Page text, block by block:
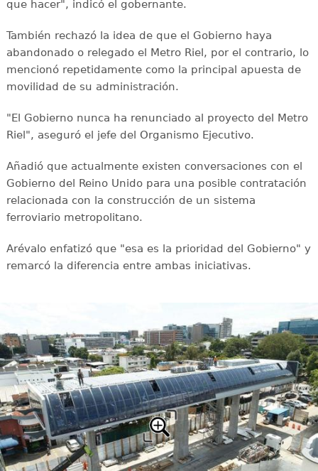
que hacer", indicó el gobernante.
También rechazó la idea de que el Gobierno haya
abandonado o relegado el Metro Riel, por el contrario, lo
mencionó repetidamente como la principal apuesta de
movilidad de su administración.
"El Gobierno nunca ha renunciado al proyecto del Metro
Riel", aseguró el jefe del Organismo Ejecutivo.
Añadió que actualmente existen conversaciones con el
Gobierno del Reino Unido para una posible contratación
relacionada con la construcción de un sistema
ferroviario metropolitano.
Arévalo enfatizó que "esa es la prioridad del Gobierno" y
remarcó la diferencia entre ambas iniciativas.